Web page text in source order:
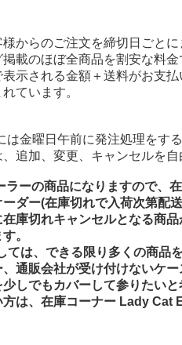
からのご注文を締切日ごと
載のほぼ全商品を割安な料
示される金額＋送料がお支
ています。
は金曜日午前に発注処理をす
追加、変更、キャンセルを
ラーの商品になりますので、
ダー(在庫切れで入荷次第配
庫切れキャンセルとなる商
。
ては、できる限り多くの商品
通販会社が受け付けないケ
しでもカバーして参りたい
は、在庫コーナー Lady Cat